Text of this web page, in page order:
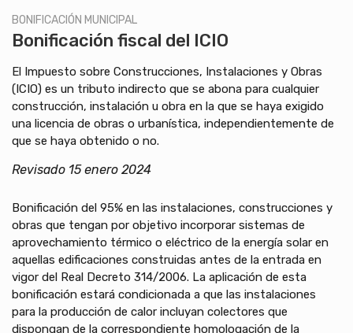
BONIFICACIÓN MUNICIPAL
Bonificación fiscal del ICIO
El Impuesto sobre Construcciones, Instalaciones y Obras
(ICIO) es un tributo indirecto que se abona para cualquier
construcción, instalación u obra en la que se haya exigido
una licencia de obras o urbanística, independientemente de
que se haya obtenido o no.
Revisado 15 enero 2024
Bonificación del 95% en las instalaciones, construcciones y
obras que tengan por objetivo incorporar sistemas de
aprovechamiento térmico o eléctrico de la energía solar en
aquellas edificaciones construidas antes de la entrada en
vigor del Real Decreto 314/2006. La aplicación de esta
bonificación estará condicionada a que las instalaciones
para la producción de calor incluyan colectores que
dispongan de la correspondiente homologación de la